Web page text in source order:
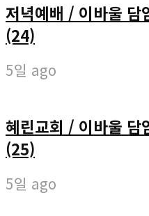
저녁예배 / 이바울 담
(24)
5일 ago
혜린교회 / 이바울 담
(25)
5일 ago